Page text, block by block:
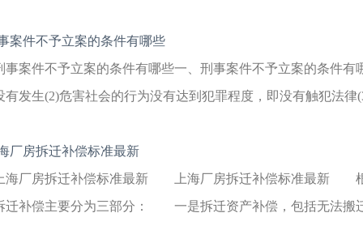
案件不予立案的条件有哪些
事案件不予立案的条件有哪些一、刑事案件不予立案的条件有
有发生(2)危害社会的行为没有达到犯罪程度，即没有触犯法律
厂房拆迁补偿标准最新
海厂房拆迁补偿标准最新 上海厂房拆迁补偿标准最新
迁补偿主要分为三部分： 一是拆迁资产补偿，包括无法搬